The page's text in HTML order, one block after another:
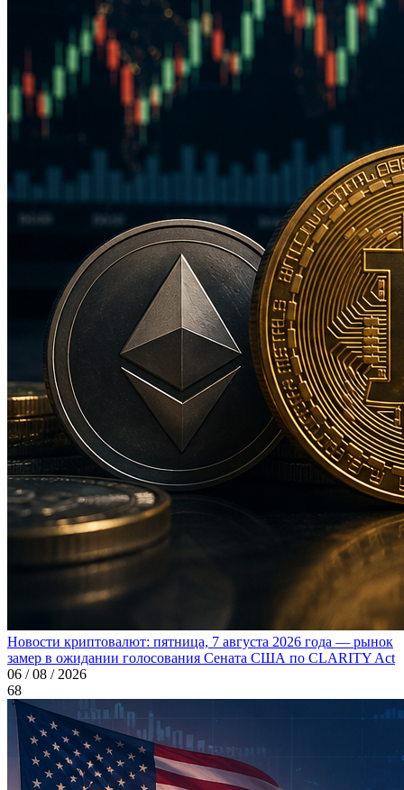
Новости криптовалют: пятница, 7 августа 2026 года — рынок
замер в ожидании голосования Сената США по CLARITY Act
06 / 08 / 2026
68